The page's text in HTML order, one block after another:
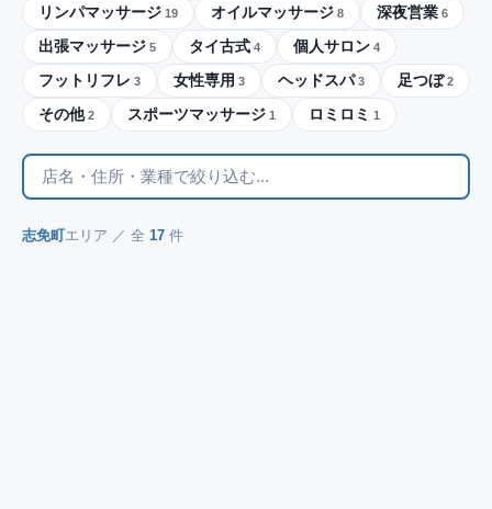
リンパマッサージ 19 オイルマッサージ 8 深夜営業 6
出張マッサージ 5 タイ古式 4 個人サロン 4
フットリフレ 3 女性専用 3 ヘッドスパ 3 足つぼ 2
その他 2 スポーツマッサージ 1 ロミロミ 1
志免町エリア ／ 全 17 件